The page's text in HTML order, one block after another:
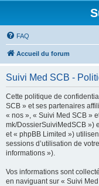
FAQ
Accueil du forum
Suivi Med SCB -
Cette politique de
SCB » et ses partenaires
« nos », « Suivi Med SCB »
mk/DossierSuiviMedSCB »)
et « phpBB Limited »)
sessions d’utilisation de
informations »).
Vos informations sont
en naviguant sur « Suivi